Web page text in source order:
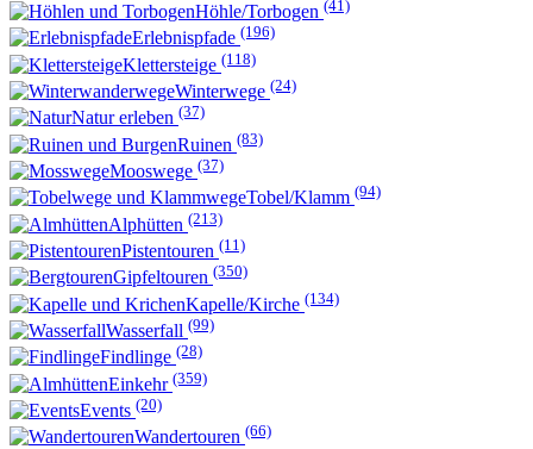
Höhle/Torbogen (41)
Erlebnispfade (196)
Klettersteige (118)
Winterwege (24)
Natur erleben (37)
Ruinen (83)
Mooswege (37)
Tobel/Klamm (94)
Alphütten (213)
Pistentouren (11)
Gipfeltouren (350)
Kapelle/Kirche (134)
Wasserfall (99)
Findlinge (28)
Einkehr (359)
Events (20)
Wandertouren (66)